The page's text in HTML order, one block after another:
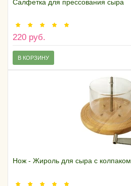
Салфетка для прессования сыра
220 руб.
В КОРЗИНУ
Нож - Жироль для сыра с колпаком